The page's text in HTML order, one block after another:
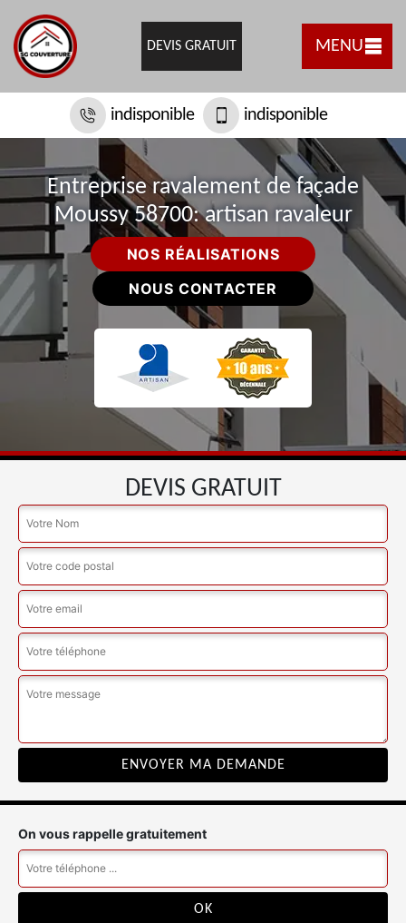
DEVIS GRATUIT MENU
indisponible indisponible
Entreprise ravalement de façade
Moussy 58700: artisan ravaleur
NOS RÉALISATIONS
NOUS CONTACTER
DEVIS GRATUIT
On vous rappelle gratuitement